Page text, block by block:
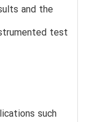
and the
test
such